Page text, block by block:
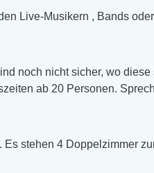
Live-Musikern , Bands
noch nicht sicher, wo
ab 20 Personen.
. Es stehen 4 Doppelzimmer